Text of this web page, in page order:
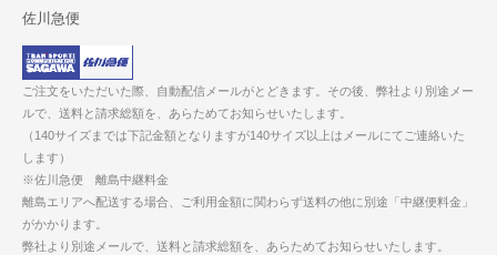
佐川急便
ご注文をいただいた際、自動配信メールがとどきます。その後、弊社より別途メー
ルで、送料と請求総額を、あらためてお知らせいたします。
（140サイズまでは下記金額となりますが140サイズ以上はメールにてご連絡いた
します）
※佐川急便 離島中継料金
離島エリアへ配送する場合、ご利用金額に関わらず送料の他に別途「中継便料金」
がかかります。
弊社より別途メールで、送料と請求総額を、あらためてお知らせいたします。